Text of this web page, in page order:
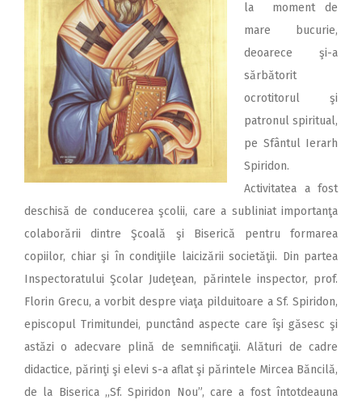
la moment de
mare bucurie,
deoarece şi-a
sărbătorit
ocrotitorul şi
patronul spiritual,
pe Sfântul Ierarh
Spiridon.
Activitatea a fost
deschisă de conducerea şcolii, care a subliniat importanţa
colaborării dintre Şcoală şi Biserică pentru formarea
copiilor, chiar şi în condiţiile laicizării societăţii. Din partea
Inspectoratului Şcolar Judeţean, părintele inspector, prof.
Florin Grecu, a vorbit despre viaţa pilduitoare a Sf. Spiridon,
episcopul Trimitundei, punctând aspecte care îşi găsesc şi
astăzi o adecvare plină de semnificaţii. Alături de cadre
didactice, părinţi şi elevi s-a aflat şi părintele Mircea Băncilă,
de la Biserica ,,Sf. Spiridon Nou”, care a fost întotdeauna